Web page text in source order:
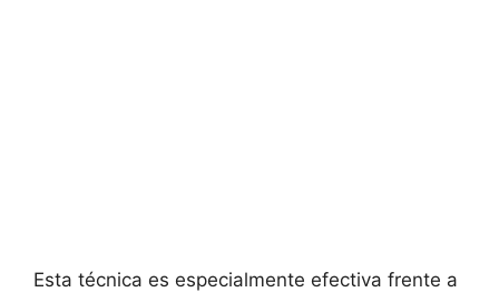
Esta técnica es especialmente efectiva frente a